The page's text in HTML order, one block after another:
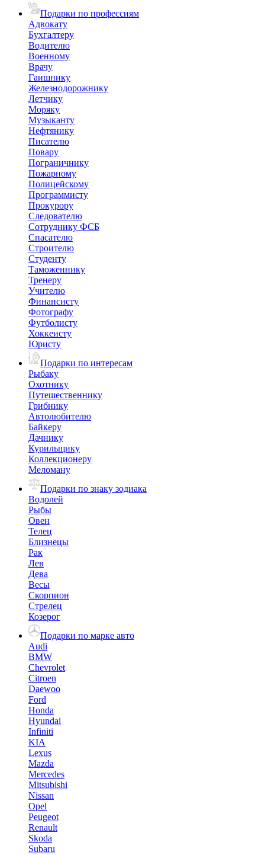
Подарки по профессиям
Адвокату
Бухгалтеру
Водителю
Военному
Врачу
Гаишнику
Железнодорожнику
Летчику
Моряку
Музыканту
Нефтянику
Писателю
Повару
Пограничнику
Пожарному
Полицейскому
Программисту
Прокурору
Следователю
Сотруднику ФСБ
Спасателю
Строителю
Студенту
Таможеннику
Тренеру
Учителю
Финансисту
Фотографу
Футболисту
Хоккеисту
Юристу
Подарки по интересам
Рыбаку
Охотнику
Путешественнику
Грибнику
Автолюбителю
Байкеру
Дачнику
Курильщику
Коллекционеру
Меломану
Подарки по знаку зодиака
Водолей
Рыбы
Овен
Телец
Близнецы
Рак
Лев
Дева
Весы
Скорпион
Стрелец
Козерог
Подарки по марке авто
Audi
BMW
Chevrolet
Citroen
Daewoo
Ford
Honda
Hyundai
Infiniti
KIA
Lexus
Mazda
Mercedes
Mitsubishi
Nissan
Opel
Peugeot
Renault
Skoda
Subaru